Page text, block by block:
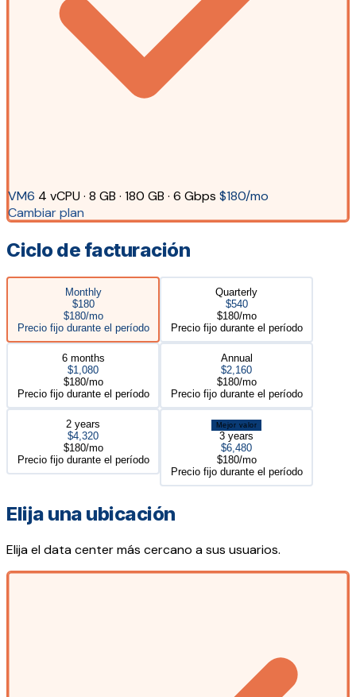
VM6 4 vCPU · 8 GB · 180 GB · 6 Gbps $180/mo
Cambiar plan
Ciclo de facturación
Monthly
$180
$180/mo
Precio fijo durante el período
Quarterly
$540
$180/mo
Precio fijo durante el período
6 months
$1,080
$180/mo
Precio fijo durante el período
Annual
$2,160
$180/mo
Precio fijo durante el período
2 years
$4,320
$180/mo
Precio fijo durante el período
Mejor valor
3 years
$6,480
$180/mo
Precio fijo durante el período
Elija una ubicación
Elija el data center más cercano a sus usuarios.